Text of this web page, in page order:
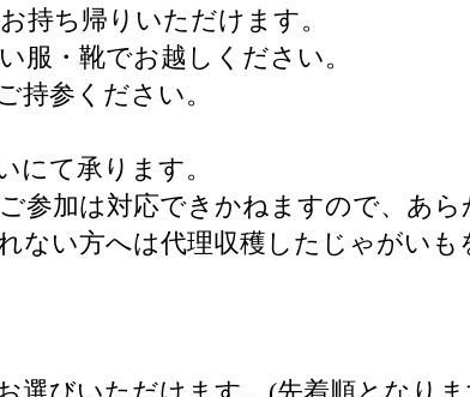
持ち帰りいただけます。
服・靴でお越しください。
持参ください。
にて承ります。
参加は対応できかねますので、あら
ない方へは代理収穫したじゃがい